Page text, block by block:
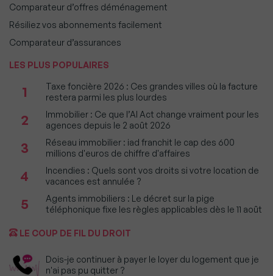
Comparateur d’offres déménagement
Résiliez vos abonnements facilement
Comparateur d’assurances
LES PLUS POPULAIRES
1
Taxe foncière 2026 : Ces grandes villes où la facture
restera parmi les plus lourdes
2
Immobilier : Ce que l’AI Act change vraiment pour les
agences depuis le 2 août 2026
3
Réseau immobilier : iad franchit le cap des 600
millions d'euros de chiffre d'affaires
4
Incendies : Quels sont vos droits si votre location de
vacances est annulée ?
5
Agents immobiliers : Le décret sur la pige
téléphonique fixe les règles applicables dès le 11 août
LE COUP DE FIL DU DROIT
Dois-je continuer à payer le loyer du logement que je
n'ai pas pu quitter ?